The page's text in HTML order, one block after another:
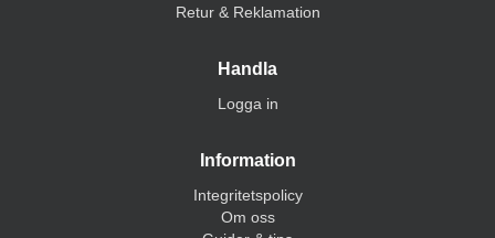
Retur & Reklamation
Handla
Logga in
Information
Integritetspolicy
Om oss